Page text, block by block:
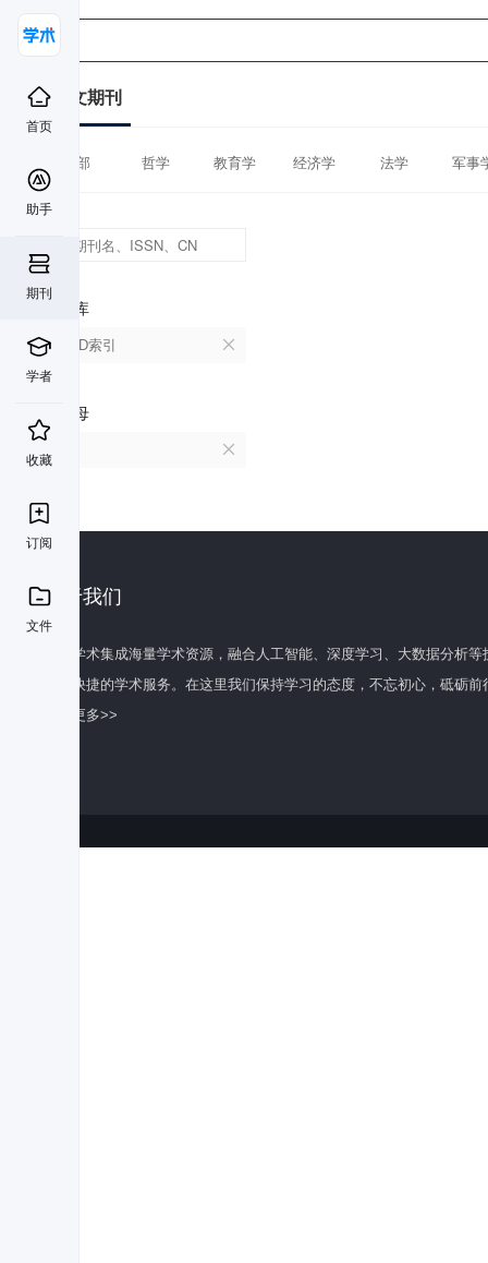
首页
助手
期刊
学者
收藏
订阅
文件
中文期刊
全部 哲学 教育学 经济学 法学 军事
数据库
CSCD索引
首字母
关于我们
百度学术集成海量学术资源，融合人工智能、深度学习、大数据分析
全面快捷的学术服务。在这里我们保持学习的态度，不忘初心，砥砺前
了解更多>>